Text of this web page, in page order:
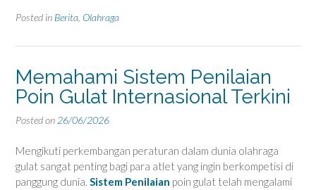
Posted in Berita Olahraga
Memahami Sistem Penilaian
Poin Gulat Internasional Terkini
Posted on 26/06/2026
Mengikuti perkembangan peraturan dalam dunia olahraga
gulat sangat penting bagi para atlet yang ingin berkompetisi di
panggung dunia. Sistem Penilaian poin gulat telah mengalami